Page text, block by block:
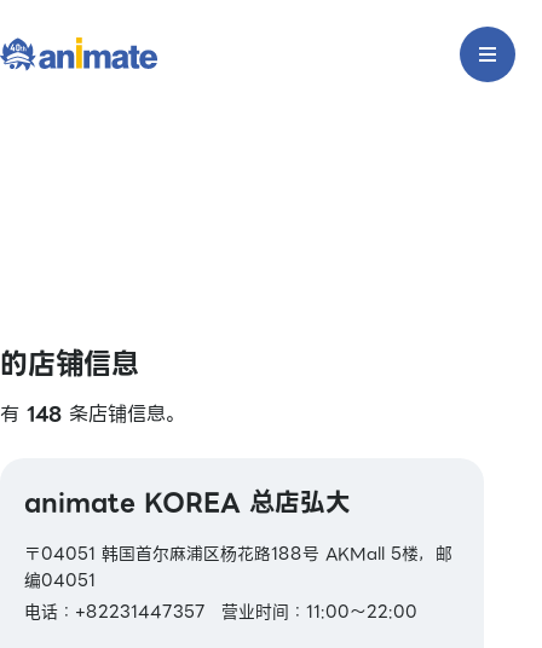
的店铺信息
有 148 条店铺信息。
animate KOREA 总店弘大
〒04051 韩国首尔麻浦区杨花路188号 AKMall 5楼，邮
编04051
电话：+82231447357
营业时间：11:00～22:00